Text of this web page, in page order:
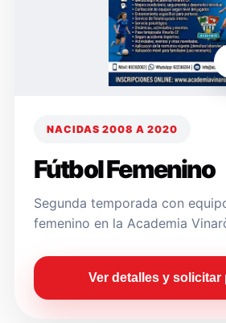
NACIDAS 2008 A 2020
Fútbol Femenino
Segunda temporada con
femenino en la Academia
Ver detalles y solicitar